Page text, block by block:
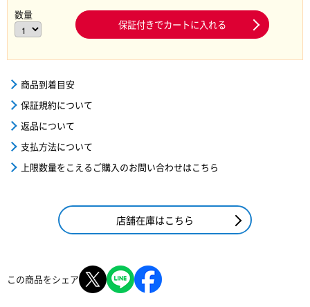
数量
保証付きでカートに入れる
商品到着目安
保証規約について
返品について
支払方法について
上限数量をこえるご購入のお問い合わせはこちら
店舗在庫はこちら
この商品をシェア